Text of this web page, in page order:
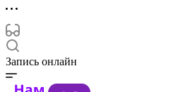
Запись онлайн